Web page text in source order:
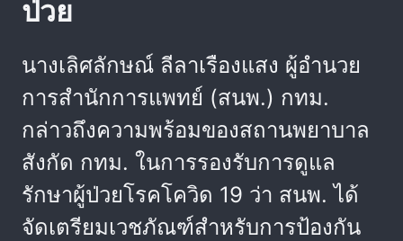
ป่วย
นางเลิศลักษณ์ ลีลาเรืองแสง ผู้อำนวย
การสำนักการแพทย์ (สนพ.) กทม.
กล่าวถึงความพร้อมของสถานพยาบาล
สังกัด กทม. ในการรองรับการดูแล
รักษาผู้ป่วยโรคโควิด 19 ว่า สนพ. ได้
จัดเตรียมเวชภัณฑ์สำหรับการป้องกัน